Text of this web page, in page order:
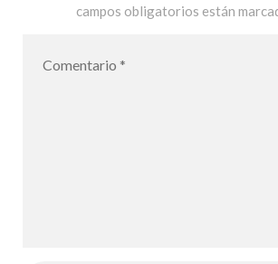
campos obligatorios están